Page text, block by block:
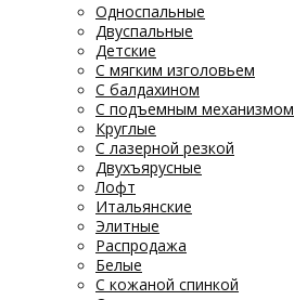
Односпальные
Двуспальные
Детские
С мягким изголовьем
С балдахином
С подъемным механизмом
Круглые
С лазерной резкой
Двухъярусные
Лофт
Итальянские
Элитные
Распродажа
Белые
С кожаной спинкой